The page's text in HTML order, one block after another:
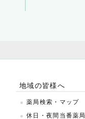
地域の皆様へ
薬局検索・マップ
休日・夜間当番薬局